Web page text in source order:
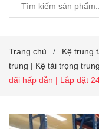
Trang chủ /
Kệ trung
trung | Kệ tải trọng
đãi hấp dẫn | Lắp đặt